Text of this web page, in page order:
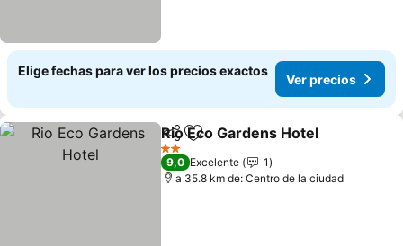
Elige fechas para ver los precios exactos
Ver precios
CompartirAgregar a favoritos
Rio Eco Gardens Hotel
2 Estrellas
9,0 Excelente
1
a 35.8 km de: Centro de la ciudad